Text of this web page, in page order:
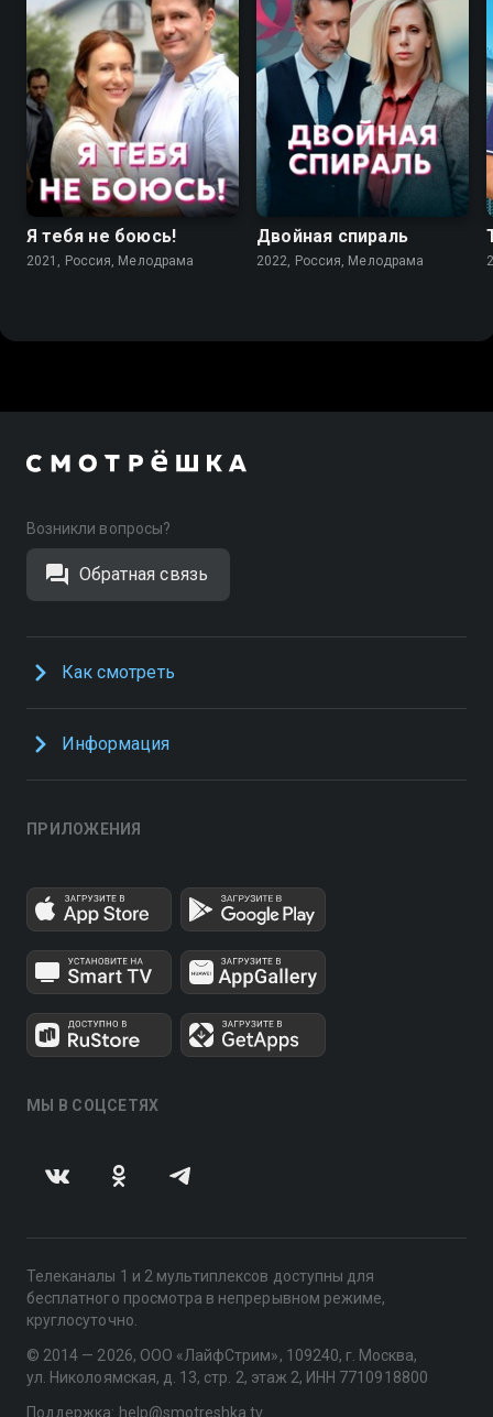
7.1
Я тебя не боюсь!
2021, Россия, Мелодрама
6.9
Двойная спираль
2022, Россия, Мелодрама
Возникли вопросы?
Обратная связь
Как смотреть
Информация
ПРИЛОЖЕНИЯ
МЫ В СОЦСЕТЯХ
Телеканалы 1 и 2 мультиплексов доступны для
бесплатного просмотра в непрерывном режиме,
круглосуточно.
© 2014 — 2026, ООО «ЛайфСтрим», 109240, г. Москва,
ул. Николоямская, д. 13, стр. 2, этаж 2, ИНН 7710918800
Поддержка: help@smotreshka.tv